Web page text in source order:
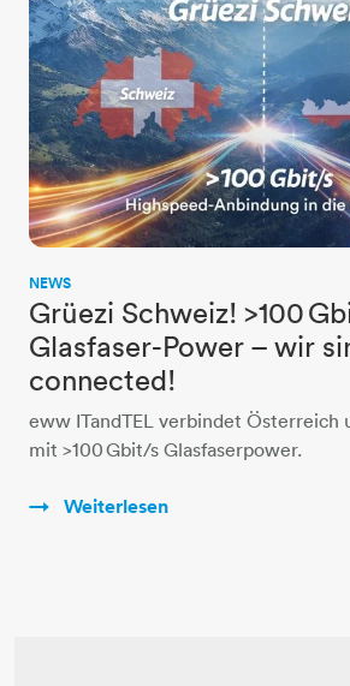
NEWS
Grüezi Schweiz! >100
Glasfaser-Power – wir
connected!
eww ITandTEL verbindet Österreich
mit >100 Gbit/s Glasfaserpower.
Weiterlesen